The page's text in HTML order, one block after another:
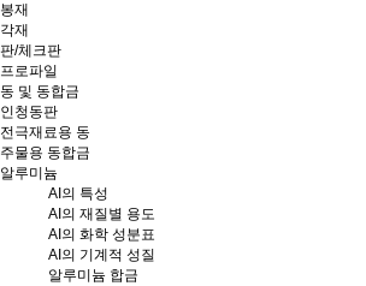
봉재
각재
판/체크판
프로파일
동 및 동합금
인청동판
전극재료용 동
주물용 동합금
알루미늄
AI의 특성
AI의 재질별 용도
AI의 화학 성분표
AI의 기계적 성질
알루미늄 합금